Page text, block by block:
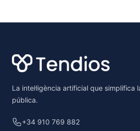
La intel·ligència artificial que simplifica
pública.
+34 910 769 882